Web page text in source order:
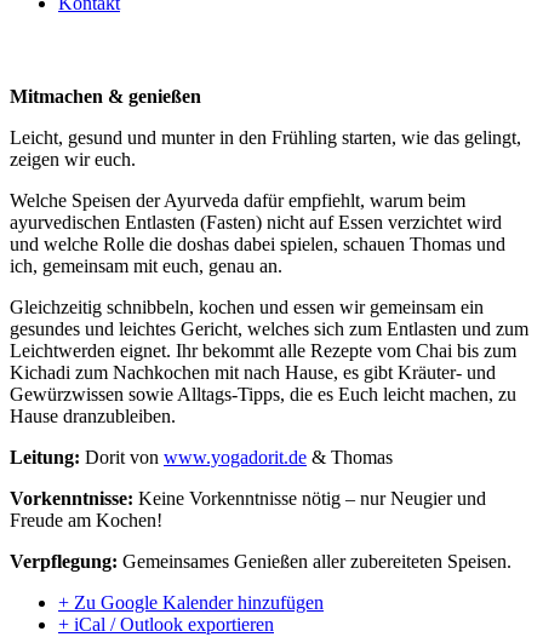
Mitmachen & genießen
Leicht, gesund und munter in den Frühling starten, wie das gelingt,
zeigen wir euch.
Welche Speisen der Ayurveda dafür empfiehlt, warum beim
ayurvedischen Entlasten (Fasten) nicht auf Essen verzichtet wird
und welche Rolle die doshas dabei spielen, schauen Thomas und
ich, gemeinsam mit euch, genau an.
Gleichzeitig schnibbeln, kochen und essen wir gemeinsam ein
gesundes und leichtes Gericht, welches sich zum Entlasten und zum
Leichtwerden eignet. Ihr bekommt alle Rezepte vom Chai bis zum
Kichadi zum Nachkochen mit nach Hause, es gibt Kräuter- und
Gewürzwissen sowie Alltags-Tipps, die es Euch leicht machen, zu
Hause dranzubleiben.
Leitung: Dorit von www.yogadorit.de & Thomas
Vorkenntnisse: Keine Vorkenntnisse nötig – nur Neugier und
Freude am Kochen!
Verpflegung: Gemeinsames Genießen aller zubereiteten Speisen.
+ Zu Google Kalender hinzufügen
+ iCal / Outlook exportieren